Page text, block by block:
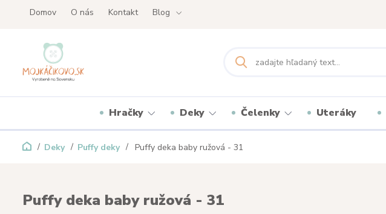
Domov O nás Kontakt Blog
Hračky Deky Čelenky Uteráky
Deky Puffy deky Puffy deka baby ružová - 31
Puffy deka baby ružová - 31